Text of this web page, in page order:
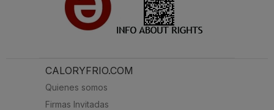
CALORYFRIO.COM
Quienes somos
Firmas Invitadas